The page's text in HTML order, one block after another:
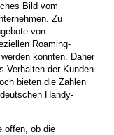
Bild vom
Zu
von
Roaming-
konnten. Daher
Verhalten der Kunden
bieten die Zahlen
Handy-
offen, ob die